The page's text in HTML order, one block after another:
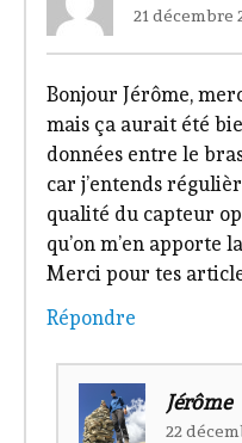
21 décembre
Bonjour Jérôme,
mais ça aurait été
données entre le
car j’entends
qualité du capteur
qu’on m’en apporte
Merci pour tes
Répondre
Jérôme
22